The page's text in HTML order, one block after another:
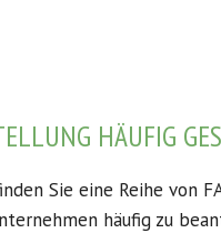
HÄUFIG
Sie eine Reihe von
häufig zu